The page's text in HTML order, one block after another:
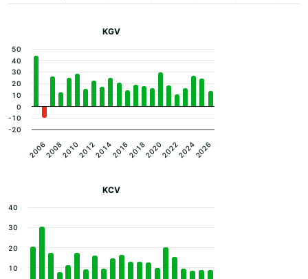
KGV
2010 2016 2022
20062008 20122014 20182020 20242026
-20
-10
0
10
20
30
40
50
KCV
10
20
30
40